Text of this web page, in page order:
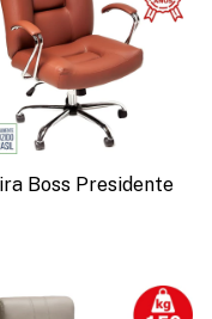
Boss Presidente